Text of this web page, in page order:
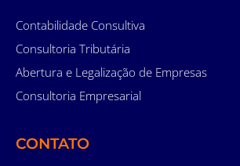
Contabilidade Consultiva
Consultoria Tributária
Abertura e Legalização de Empresas
Consultoria Empresarial
CONTATO